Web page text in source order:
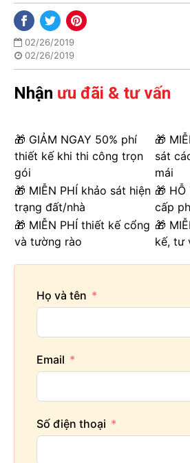
02/26/2019
02/26/2019
Nhận ưu đãi & tư vấn
🎁 GIẢM NGAY 50% phí
thiết kế khi thi công trọn
gói
🎁
sát
mái
🎁 MIỄN PHÍ khảo sát hiện
trạng đất/nhà
🎁
cấp
🎁 MIỄN PHÍ thiết kế cổng
và tường rào
🎁
kế, tư
Họ và tên
Email
Số điện thoại